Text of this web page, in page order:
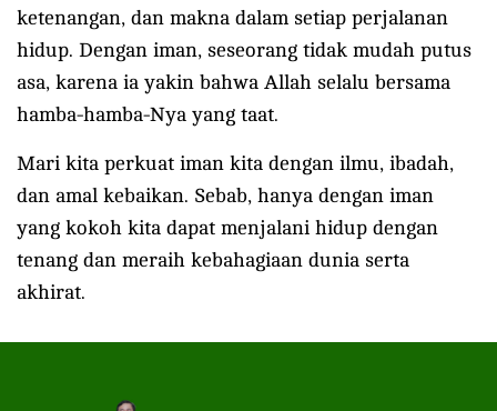
ketenangan, dan makna dalam setiap perjalanan
hidup. Dengan iman, seseorang tidak mudah putus
asa, karena ia yakin bahwa Allah selalu bersama
hamba-hamba-Nya yang taat.
Mari kita perkuat iman kita dengan ilmu, ibadah,
dan amal kebaikan. Sebab, hanya dengan iman
yang kokoh kita dapat menjalani hidup dengan
tenang dan meraih kebahagiaan dunia serta
akhirat.